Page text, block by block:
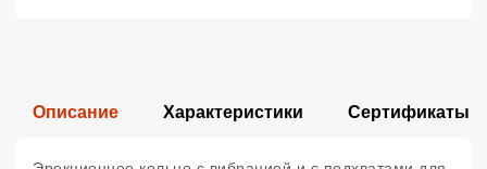
Описание Характеристики Сертификаты